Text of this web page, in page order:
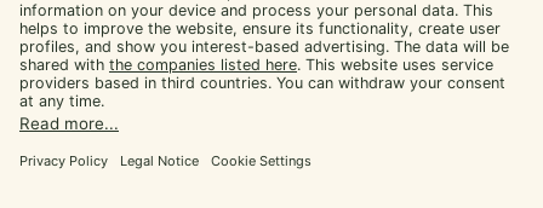
SICHER EINKAUFEN
UNSERE COMMUNITIES
Von manduca,
für dich
Werde manduca Insider und hol dir Tipps rund
ums Tragen plus exklusive Aktionen